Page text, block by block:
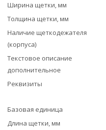
Ширина щетки, мм
Толщина щетки, мм
Наличие щеткодежателя
(корпуса)
Текстовое описание
дополнительное
Реквизиты
Базовая единица
Длина щетки, мм